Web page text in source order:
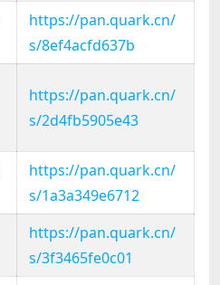
https://pan.quark.cn/
s/8ef4acfd637b
https://pan.quark.cn/
s/2d4fb5905e43
https://pan.quark.cn/
s/1a3a349e6712
https://pan.quark.cn/
s/3f3465fe0c01